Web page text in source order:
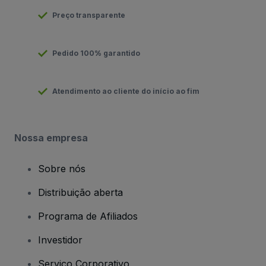
Preço transparente
Pedido 100% garantido
Atendimento ao cliente do início ao fim
Nossa empresa
Sobre nós
Distribuição aberta
Programa de Afiliados
Investidor
Serviço Corporativo